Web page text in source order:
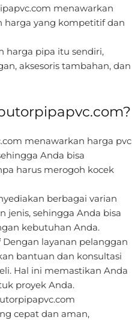
menawarkan
harga yang kompetitif dan
harga pipa itu sendiri,
aksesoris tambahan, dan
menawarkan harga pvc
Anda bisa
harus merogoh kocek
berbagai varian
jenis, sehingga Anda bisa
kebutuhan Anda.
Dengan layanan pelanggan
bantuan dan konsultasi
Hal ini memastikan Anda
proyek Anda.
cepat dan aman,